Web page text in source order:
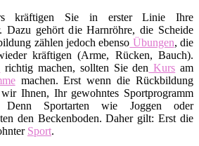
kräftigen Sie in erster Linie Ihre
Dazu gehört die Harnröhre, die Scheide
zählen jedoch ebenso Übungen, die
kräftigen (Arme, Rücken, Bauch).
richtig machen, sollten Sie den Kurs am
machen. Erst wenn die Rückbildung
wir Ihnen, Ihr gewohntes Sportprogramm
Denn Sportarten wie Joggen oder
den Beckenboden. Daher gilt: Erst die
Sport.